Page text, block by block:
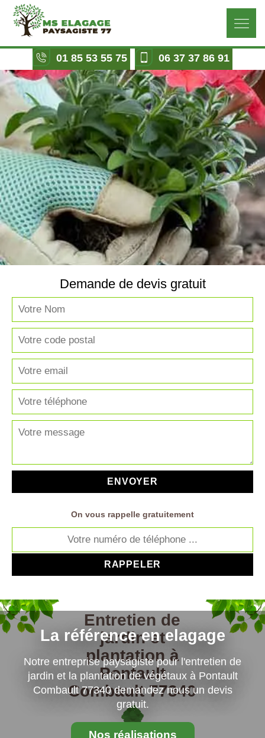
01 85 53 55 75 06 37 37 86 91
La référence en elagage
Notre entreprise paysagiste pour l'entretien de
jardin et la plantation de végétaux à Pontault
Combault 77340 demandez nous un devis
gratuit.
Nos réalisations
Demande de devis gratuit
On vous rappelle gratuitement
Entretien de
jardin et
plantation à
Pontault
Combault 77340